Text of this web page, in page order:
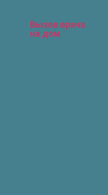
Вызов врача
на дом